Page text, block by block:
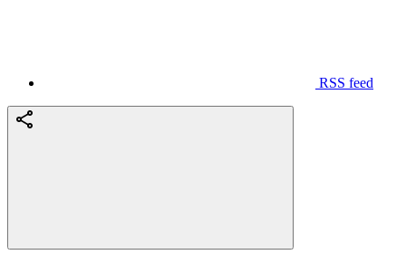
RSS feed